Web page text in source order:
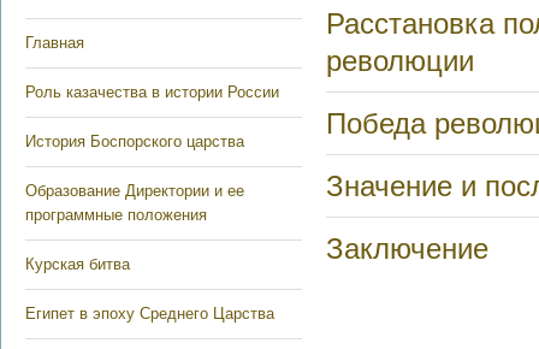
Главная
Роль казачества в истории России
История Боспорского царства
Образование Директории и ее
программные положения
Курская битва
Египет в эпоху Среднего Царства
Расстановка
революции
Победа
Значение и
Заключение